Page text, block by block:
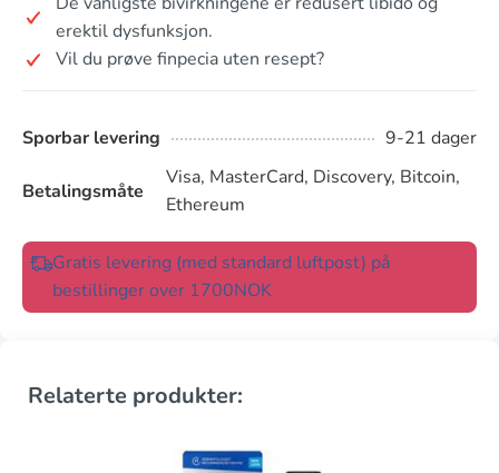
erektil dysfunksjon.
Vil du prøve finpecia uten resept?
Sporbar levering 9-21 dager
Betalingsmåte
Visa, MasterCard, Discovery, Bitcoin,
Ethereum
Gratis levering (med standard luftpost) på
bestillinger over 1700NOK
Relaterte produkter: